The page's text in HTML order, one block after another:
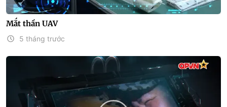
Mắt thần UAV
5 tháng trước